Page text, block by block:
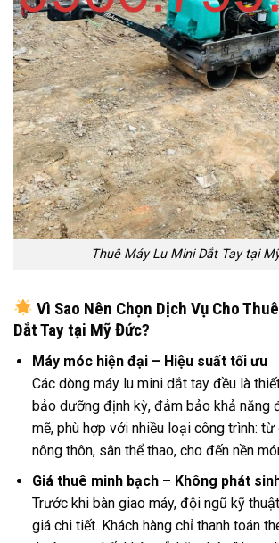
Thuê Máy Lu Mini Dắt Tay tại
Vì Sao Nên Chọn Dịch Vụ Cho
Dắt Tay tại Mỹ Đức?
Máy móc hiện đại – Hiệu suất tối ưu
Các dòng máy lu mini dắt tay đều là
bảo dưỡng định kỳ, đảm bảo khả năng
mẽ, phù hợp với nhiều loại công trình:
nông thôn, sân thể thao, cho đến nền
Giá thuê minh bạch – Không phát
Trước khi bàn giao máy, đội ngũ kỹ
giá chi tiết. Khách hàng chỉ thanh toán